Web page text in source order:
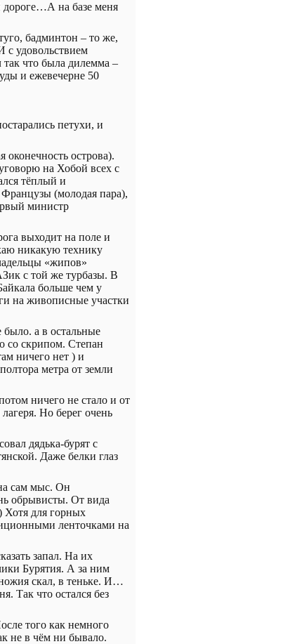
дороге…А на базе меня
бадминтон – то же,
с удовольствием
что была дилемма –
и ежевечерне 50
петухи, и
острова).
на Хобой всех с
тёплый и
(молодая пара),
министр
выходит на поле и
никакую технику
«жипов»
с той же турбазы. В
больше чем у
на живописные участки
было. а в остальные
со скрипом. Степан
ничего нет ) и
метра от земли
ничего не стало и от
Но берег очень
дядька-бурят с
Даже белки глаз
сам мыс. Он
обрывисты. От вида
Хотя для горных
ленточками на
запал. На их
Бурятия. А за ним
скал, в теньке. И…
Так что остался без
того как немного
не в чём ни бывало.